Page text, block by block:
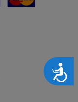
Accesibilidad